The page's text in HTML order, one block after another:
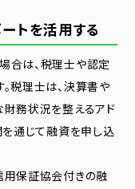
トを活用する
合は、税理士や認定
税理士は、決算書や
務状況を整えるアド
を通じて融資を申し込
用保証協会付きの融